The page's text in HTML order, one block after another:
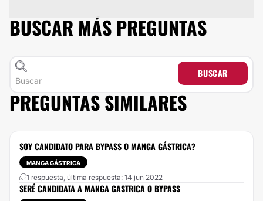
BUSCAR MÁS PREGUNTAS
BUSCAR
PREGUNTAS SIMILARES
SOY CANDIDATO PARA BYPASS O MANGA GÁSTRICA?
MANGA GÁSTRICA
1 respuesta, última respuesta: 14 jun 2022
SERÉ CANDIDATA A MANGA GASTRICA O BYPASS